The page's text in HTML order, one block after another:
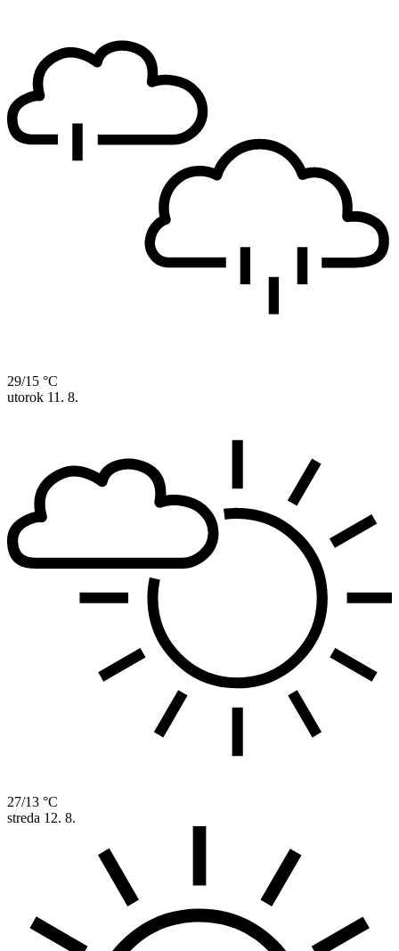
29/15 °C
utorok 11. 8.
27/13 °C
streda 12. 8.